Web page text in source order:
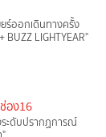
ยร์ออกเดินทางครั้ง
BUZZ LIGHTYEAR"
อง16
ะดับปรากฏการณ์